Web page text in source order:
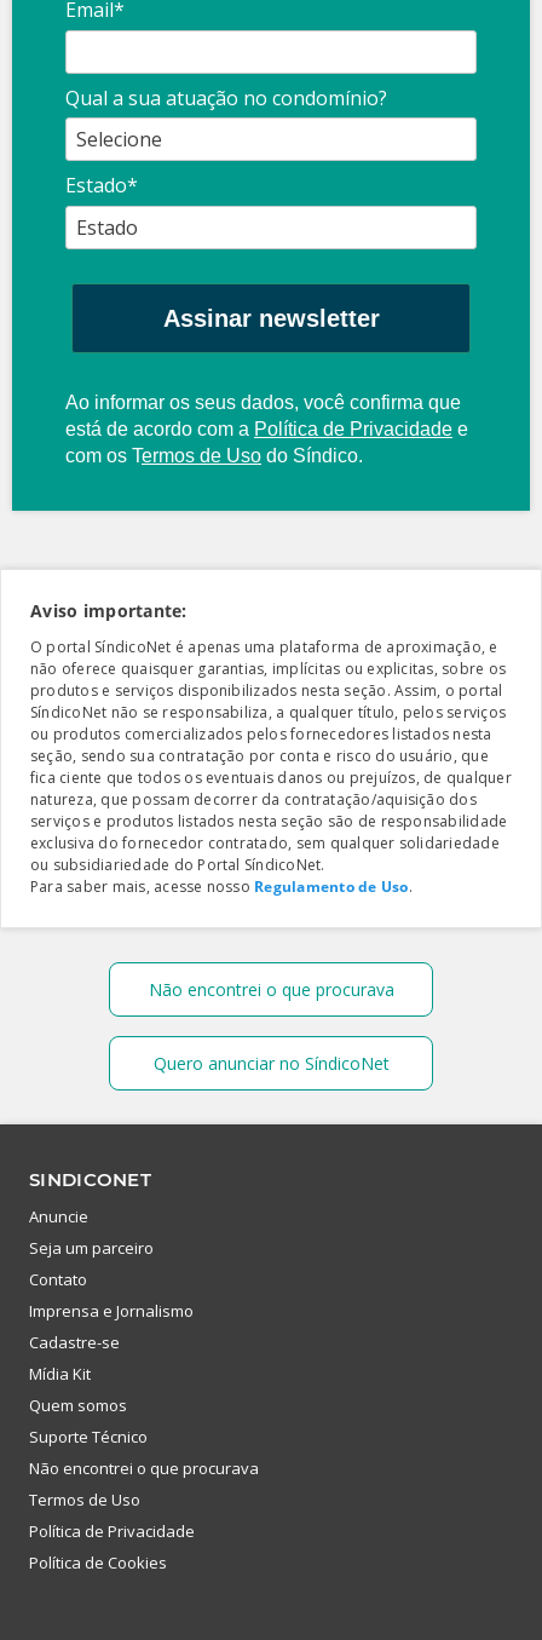
Email*
Qual a sua atuação no condomínio?
Estado*
Assinar newsletter
Ao informar os seus dados, você confirma que
está de acordo com a Política de Privacidade e
com os Termos de Uso do Síndico.
Aviso importante:
O portal SíndicoNet é apenas uma plataforma de aproximação, e
não oferece quaisquer garantias, implícitas ou explicitas, sobre os
produtos e serviços disponibilizados nesta seção. Assim, o portal
SíndicoNet não se responsabiliza, a qualquer título, pelos serviços
ou produtos comercializados pelos fornecedores listados nesta
seção, sendo sua contratação por conta e risco do usuário, que
fica ciente que todos os eventuais danos ou prejuízos, de qualquer
natureza, que possam decorrer da contratação/aquisição dos
serviços e produtos listados nesta seção são de responsabilidade
exclusiva do fornecedor contratado, sem qualquer solidariedade
ou subsidiariedade do Portal SíndicoNet.
Para saber mais, acesse nosso Regulamento de Uso.
Não encontrei o que procurava
Quero anunciar no SíndicoNet
SINDICONET
Anuncie
Seja um parceiro
Contato
Imprensa e Jornalismo
Cadastre-se
Mídia Kit
Quem somos
Suporte Técnico
Não encontrei o que procurava
Termos de Uso
Política de Privacidade
Política de Cookies